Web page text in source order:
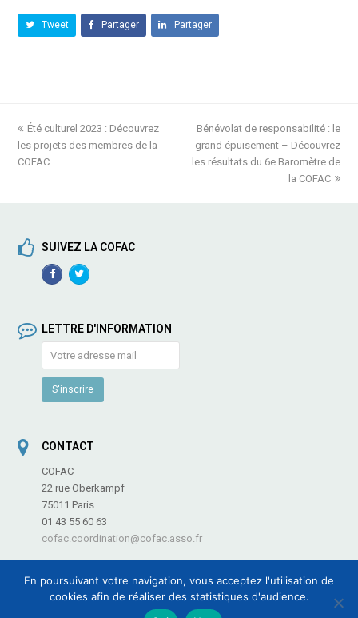
Tweet Partager Partager
previous
post:
Été culturel 2023 : Découvrez
les projets des membres de la
COFAC
next
post:
Bénévolat de responsabilité : le
grand épuisement – Découvrez
les résultats du 6e Baromètre de
la COFAC
SUIVEZ LA COFAC
FacebookTwitterProfile
LETTRE D'INFORMATION
CONTACT
COFAC
22 rue Oberkampf
75011 Paris
01 43 55 60 63
cofac.coordination@cofac.asso.fr
COFAC - Coordination des Fédérations et Associations de Culture et de
En poursuivant votre navigation, vous acceptez l'utilisation de
cookies afin de réaliser des statistiques d'audience.